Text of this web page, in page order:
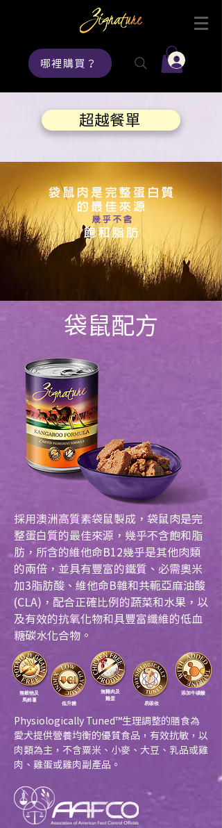
哪裡購買？
超越餐單
袋鼠配方
採用澳洲高質素袋鼠製成，袋鼠肉是完
整蛋白質的最佳來源，幾乎不含飽和脂
肪，所含的維他命B12幾乎是其他肉類
的兩倍，並具有豐富的鐵質、必需奧米
加3脂肪酸、維他命B雜和共軛亞麻油酸
(CLA)，配合正確比例的蔬菜和水果，以
及有效的抗氧化物和具豐富纖維的低血
糖碳水化合物。
​無穀物及
馬鈴薯
​低升糖
無雞肉及
雞蛋
易吸收
添加牛磺酸
Physiologically Tuned™生理調整的膳食為
愛犬提供營養均衡的優質食品，有效抗敏，以
肉類為主，不含粟米、小麥、大豆、乳品或雞
肉、雞蛋或雞肉副產品。